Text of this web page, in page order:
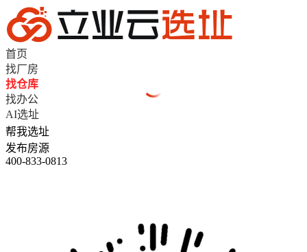
首页
找厂房
找仓库
找办公
AI选址
帮我选址
发布房源
400-833-0813